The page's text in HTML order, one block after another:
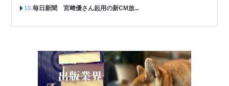
毎日新聞 宮﨑優さん起用の新CM放...